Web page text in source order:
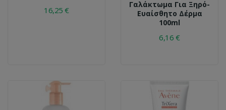
16,25 €
Γαλάκτωμα Για Ξηρό-
Ευαίσθητο Δέρμα
100ml
6,16 €